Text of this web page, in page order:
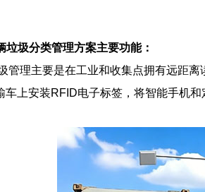
垃圾分类管理方案主要功能：
管理主要是在工业和收集点拥有远距
车上安装RFID电子标签，将智能手机